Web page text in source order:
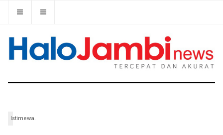
Istimewa.